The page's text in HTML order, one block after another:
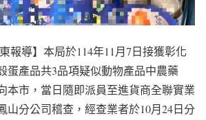
報導】本局於114年11月7日接獲彰化
蛋產品共3品項疑似動物產品中農藥
本市，當日隨即派員至進貨商全聯實業
山分公司稽查，經查業者於10月24日分